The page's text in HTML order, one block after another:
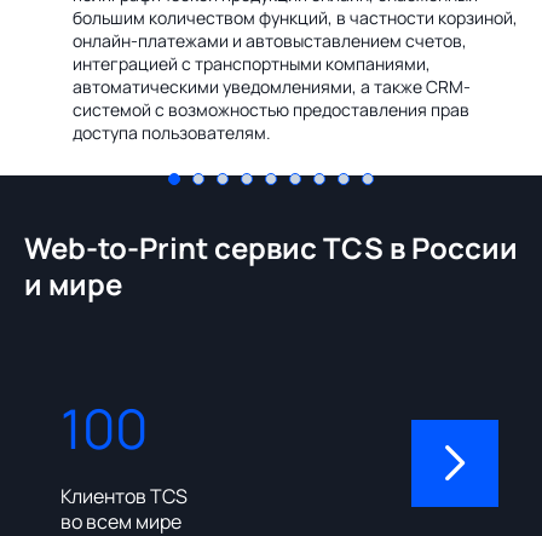
большим количеством функций, в частности корзиной,
онлайн-платежами и автовыставлением счетов,
интеграцией с транспортными компаниями,
автоматическими уведомлениями, а также CRM-
системой с возможностью предоставления прав
доступа пользователям.
Web-to-Print сервис TCS в России
и мире
100
Клиентов TCS
во всем мире
310